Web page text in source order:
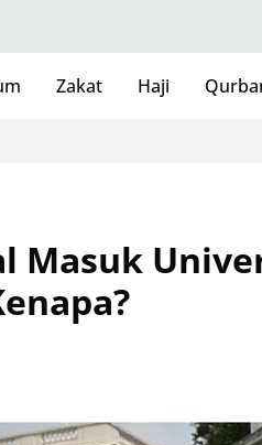
Zakat Haji
Masuk